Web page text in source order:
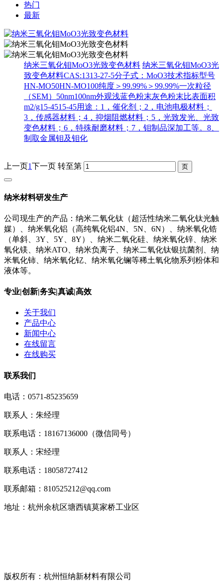
热门
最新
纳米三氧化钼MoO3光致变色材料 纳米三氧化钼MoO3光
致变色材料CAS:1313-27-5分子式：MoO3技术指标型号
HN-MO50HN-MO100纯度＞99.99%＞99.99%一次粒径
（SEM）50nm100nm外观浅蓝色粉末灰色粉末比表面积
m2/g15-4515-45用途：1，催化剂；2，电池电极材料；
3，传感器材料；4，抑烟阻燃材料；5，光致发光、光致
变色材料；6，特殊耐磨材料；7，钼制品深加工等。8、
制取金属钼及钼化
上一页1下一页 转至第
纳米材料研发生产
公司现生产的产品：纳米二氧化钛（超活性纳米二氧化钛光触
媒）、纳米氧化铝（高纯氧化铝4N、5N、6N）、纳米氧化锆
（单斜、3Y、5Y、8Y）、纳米二氧化硅、纳米氧化锌、纳米
氧化镁、纳米ATO、纳米负离子、纳米二氧化钛银抗菌剂、纳
米氧化铈、纳米氧化钇、纳米氧化镧等稀土氧化物系列粉体和
液体等。
专业|创新|务实|真诚|高效
关于我们
产品中心
新闻中心
在线留言
在线购买
联系我们
电话：0571-85235659
联系人：朱经理
联系电话：18167136000（微信同号）
联系人：宋经理
联系电话：18058727412
联系邮箱：810525212@qq.com
地址：杭州余杭区塘西镇莫家桥工业区
版权所有：杭州恒纳新材料有限公司